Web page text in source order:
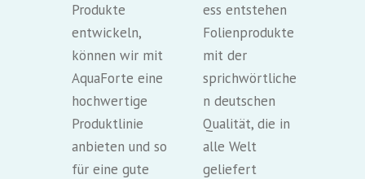
Produkte
entwickeln,
können wir mit
AquaForte eine
hochwertige
Produktlinie
anbieten und so
für eine gute
ess entstehen
Folienprodukte
mit der
sprichwörtliche
n deutschen
Qualität, die in
alle Welt
geliefert